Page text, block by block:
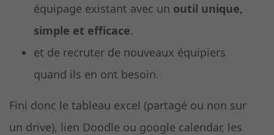
équipage existant avec un outil unique,
simple et efficace.
et de recruter de nouveaux équipiers
quand ils en ont besoin.
Fini donc le tableau excel (partagé ou non sur
un drive), lien Doodle ou google calendar, les